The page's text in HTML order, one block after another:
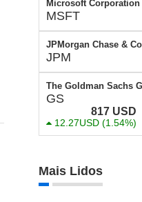
Microsoft Corporation
MSFT
JPMorgan Chase &
JPM
The Goldman Sachs
GS
817 USD
12.27USD (1.54%)
Mais Lidos